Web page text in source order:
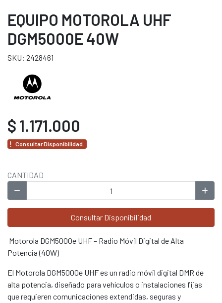
EQUIPO MOTOROLA UHF
DGM5000E 40W
SKU: 2428461
$ 1.171.000
Consultar Disponibilidad.
CANTIDAD
Consultar Disponibilidad
Motorola DGM5000e UHF – Radio Móvil Digital de Alta
Potencia (40W)
El Motorola DGM5000e UHF es un radio móvil digital DMR de
alta potencia, diseñado para vehículos o instalaciones fijas
que requieren comunicaciones extendidas, seguras y